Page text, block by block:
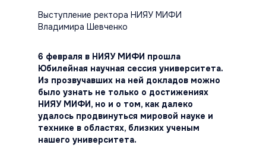
Выступление ректора НИЯУ МИФИ
Владимира Шевченко
6 февраля в НИЯУ МИФИ прошла
Юбилейная научная сессия университета.
Из прозвучавших на ней докладов можно
было узнать не только о достижениях
НИЯУ МИФИ, но и о том, как далеко
удалось продвинуться мировой науке и
технике в областях, близких ученым
нашего университета.